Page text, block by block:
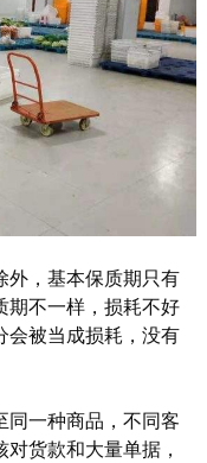
，基本保质期只有
期不一样，损耗不好
会被当成损耗，没有
一种商品，不同客
货款和大量单据，